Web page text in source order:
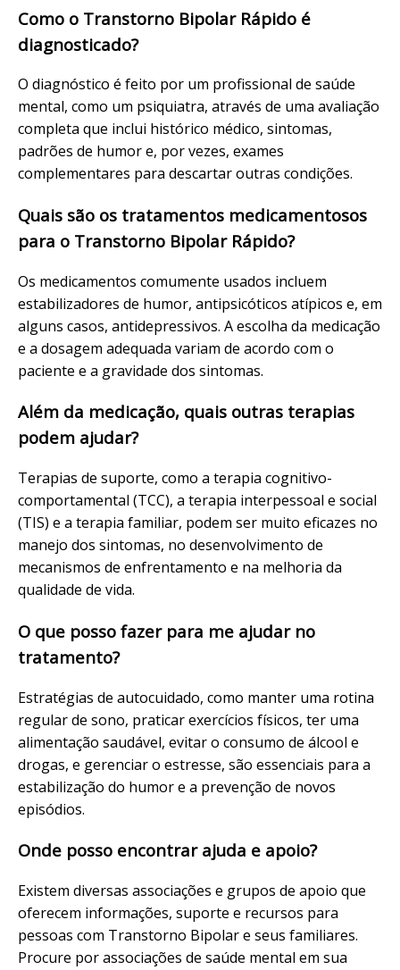
Como o Transtorno Bipolar Rápido é
diagnosticado?
O diagnóstico é feito por um profissional de saúde
mental, como um psiquiatra, através de uma avaliação
completa que inclui histórico médico, sintomas,
padrões de humor e, por vezes, exames
complementares para descartar outras condições.
Quais são os tratamentos medicamentosos
para o Transtorno Bipolar Rápido?
Os medicamentos comumente usados incluem
estabilizadores de humor, antipsicóticos atípicos e, em
alguns casos, antidepressivos. A escolha da medicação
e a dosagem adequada variam de acordo com o
paciente e a gravidade dos sintomas.
Além da medicação, quais outras terapias
podem ajudar?
Terapias de suporte, como a terapia cognitivo-
comportamental (TCC), a terapia interpessoal e social
(TIS) e a terapia familiar, podem ser muito eficazes no
manejo dos sintomas, no desenvolvimento de
mecanismos de enfrentamento e na melhoria da
qualidade de vida.
O que posso fazer para me ajudar no
tratamento?
Estratégias de autocuidado, como manter uma rotina
regular de sono, praticar exercícios físicos, ter uma
alimentação saudável, evitar o consumo de álcool e
drogas, e gerenciar o estresse, são essenciais para a
estabilização do humor e a prevenção de novos
episódios.
Onde posso encontrar ajuda e apoio?
Existem diversas associações e grupos de apoio que
oferecem informações, suporte e recursos para
pessoas com Transtorno Bipolar e seus familiares.
Procure por associações de saúde mental em sua